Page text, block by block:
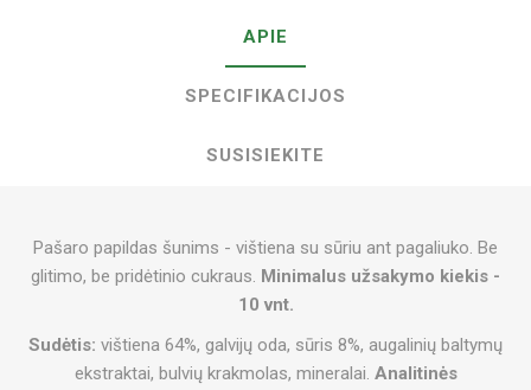
APIE
SPECIFIKACIJOS
SUSISIEKITE
Pašaro papildas šunims - vištiena su sūriu ant pagaliuko. Be
glitimo, be pridėtinio cukraus. Minimalus užsakymo kiekis -
10 vnt.
Sudėtis: vištiena 64%, galvijų oda, sūris 8%, augalinių baltymų
ekstraktai, bulvių krakmolas, mineralai. Analitinės